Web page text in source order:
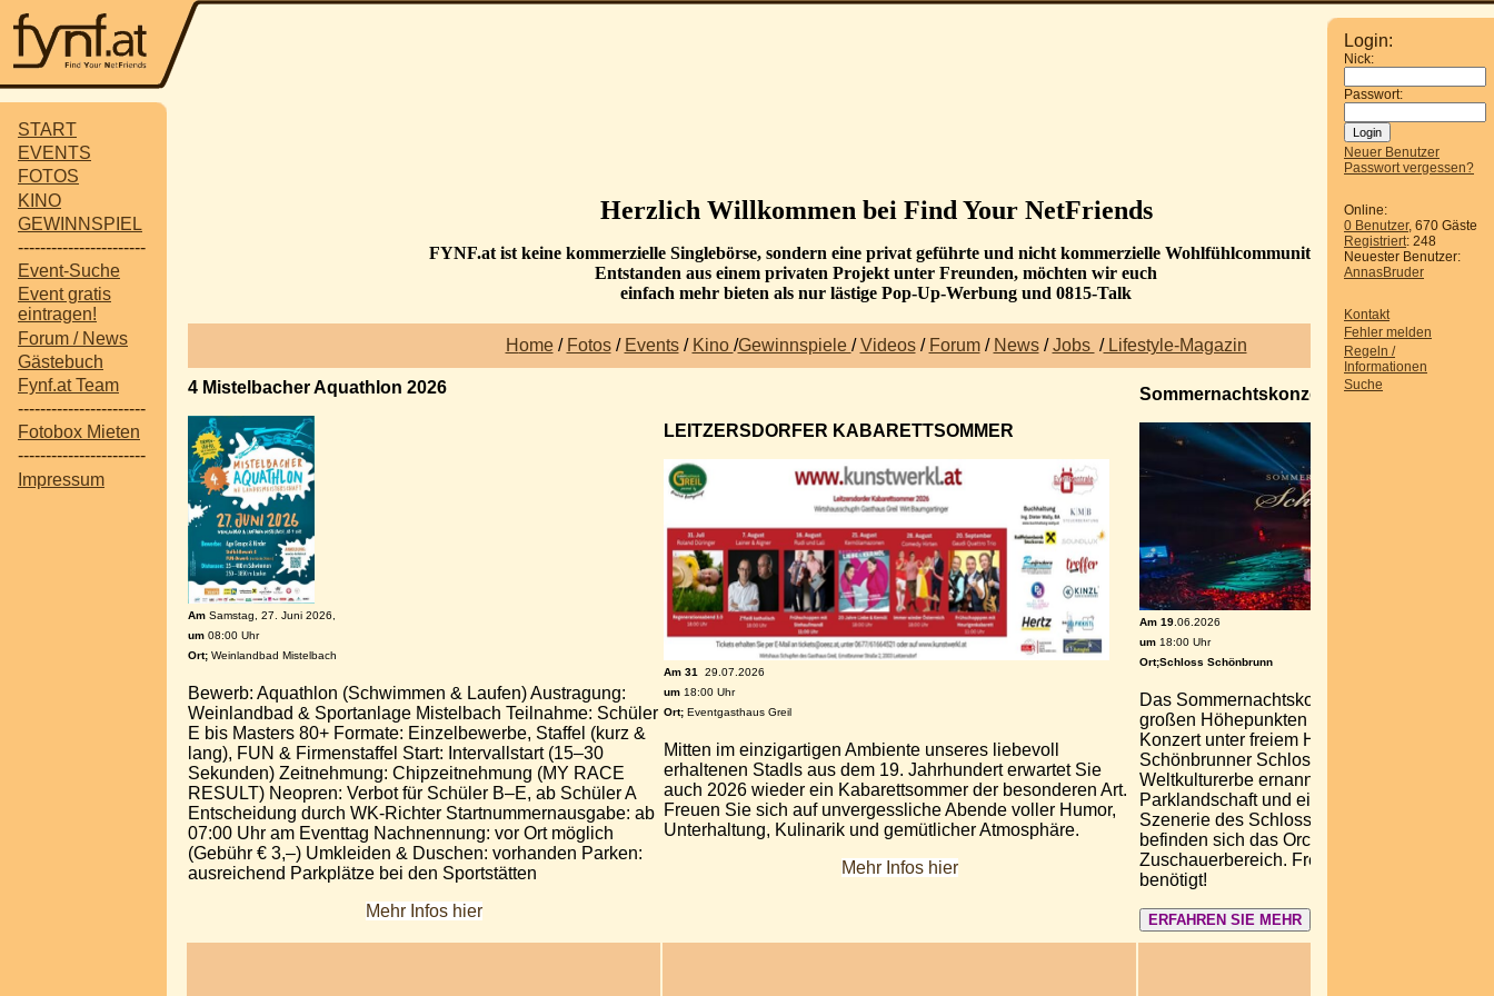
START
EVENTS
FOTOS
KINO
GEWINNSPIEL
-----------------------
Event-Suche
Event gratis
eintragen!
Forum / News
Gästebuch
Fynf.at Team
-----------------------
Fotobox Mieten
-----------------------
Impressum
Login:
Nick:
Passwort:
Neuer Benutzer
Passwort vergessen?
Online:
0 Benutzer, 670 Gäste
Registriert: 248
Neuester Benutzer:
AnnasBruder
Kontakt
Fehler melden
Regeln /
Informationen
Suche
Herzlich Willkommen bei Find Your NetFriends
FYNF.at ist keine kommerzielle Singlebörse, sondern eine privat geführte und nicht kommerzielle Wohlfühlcommunity.
Entstanden aus einem privaten Projekt unter Freunden, möchten wir euch
einfach mehr bieten als nur lästige Pop-Up-Werbung und 0815-Talk
Home/ Fotos/ Events/ Kino /Gewinnspiele /Videos/ Forum/ News/Jobs /Lifestyle-Magazin
4 Mistelbacher Aquathlon 2026
Am Samstag, 27. Juni 2026,
um 08:00 Uhr
Ort; Weinlandbad Mistelbach
Bewerb: Aquathlon (Schwimmen & Laufen) Austragung:
Weinlandbad & Sportanlage Mistelbach Teilnahme: Schüler
E bis Masters 80+ Formate: Einzelbewerbe, Staffel (kurz &
lang), FUN & Firmenstaffel Start: Intervallstart (15–30
Sekunden) Zeitnehmung: Chipzeitnehmung (MY RACE
RESULT) Neopren: Verbot für Schüler B–E, ab Schüler A
Entscheidung durch WK-Richter Startnummernausgabe: ab
07:00 Uhr am Eventtag Nachnennung: vor Ort möglich
(Gebühr € 3,–) Umkleiden & Duschen: vorhanden Parken:
ausreichend Parkplätze bei den Sportstätten
Mehr Infos hier
LEITZERSDORFER KABARETTSOMMER
Am 31
29.07.2026
um 18:00 Uhr
Ort; Eventgasthaus Greil
Mitten im einzigartigen Ambiente unseres liebevoll
erhaltenen Stadls aus dem 19. Jahrhundert erwartet Sie
auch 2026 wieder ein Kabarettsommer der besonderen Art.
Freuen Sie sich auf unvergessliche Abende voller Humor,
Unterhaltung, Kulinarik und gemütlicher Atmosphäre.
Mehr Infos hier
Sommernachtskonzert Schönbrunn
Am 19 .06.2026
um 18:00 Uhr
Ort;Schloss Schönbrunn
Das Sommernachtskonzert Schönbrunn
großen Höhepunkten des philharmonischen
Konzert unter freiem Himmel findet jährlich
Schönbrunner Schlosspark statt, der von
Weltkulturerbe ernannt wurde. Inmitten der
Parklandschaft und eingerahmt von der
Szenerie des Schlosses Schönbrunn und
befinden sich das Orchesterpodium und der
Zuschauerbereich. Freier Eintritt - es
benötigt!